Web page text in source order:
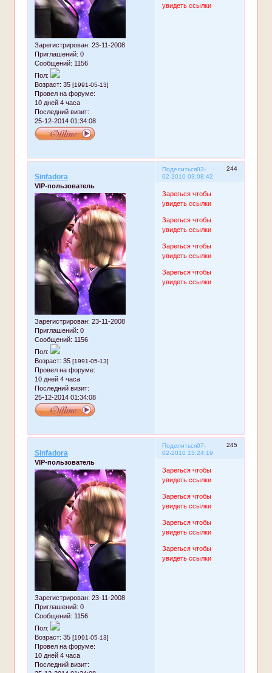
Зарегистрирован: 23-11-2008
Приглашений: 0
Сообщений: 1156
Пол:
Возраст: 35 [1991-05-13]
Провел на форуме:
10 дней 4 часа
Последний визит:
25-12-2014 01:34:08
увидеть ссылки
Поделиться 244
03-
02-2010 03:08:42
Sinfadora
VIP-пользователь
Зарегистрирован: 23-11-2008
Приглашений: 0
Сообщений: 1156
Пол:
Возраст: 35 [1991-05-13]
Провел на форуме:
10 дней 4 часа
Последний визит:
25-12-2014 01:34:08
Зарегься чтобы
увидеть ссылки
Зарегься чтобы
увидеть ссылки
Зарегься чтобы
увидеть ссылки
Зарегься чтобы
увидеть ссылки
Поделиться 245
07-
02-2010 15:24:19
Sinfadora
VIP-пользователь
Зарегистрирован: 23-11-2008
Приглашений: 0
Сообщений: 1156
Пол:
Возраст: 35 [1991-05-13]
Провел на форуме:
10 дней 4 часа
Последний визит:
Зарегься чтобы
увидеть ссылки
Зарегься чтобы
увидеть ссылки
Зарегься чтобы
увидеть ссылки
Зарегься чтобы
увидеть ссылки